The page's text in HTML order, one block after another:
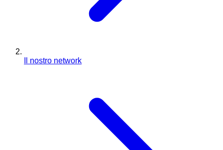
Il nostro network